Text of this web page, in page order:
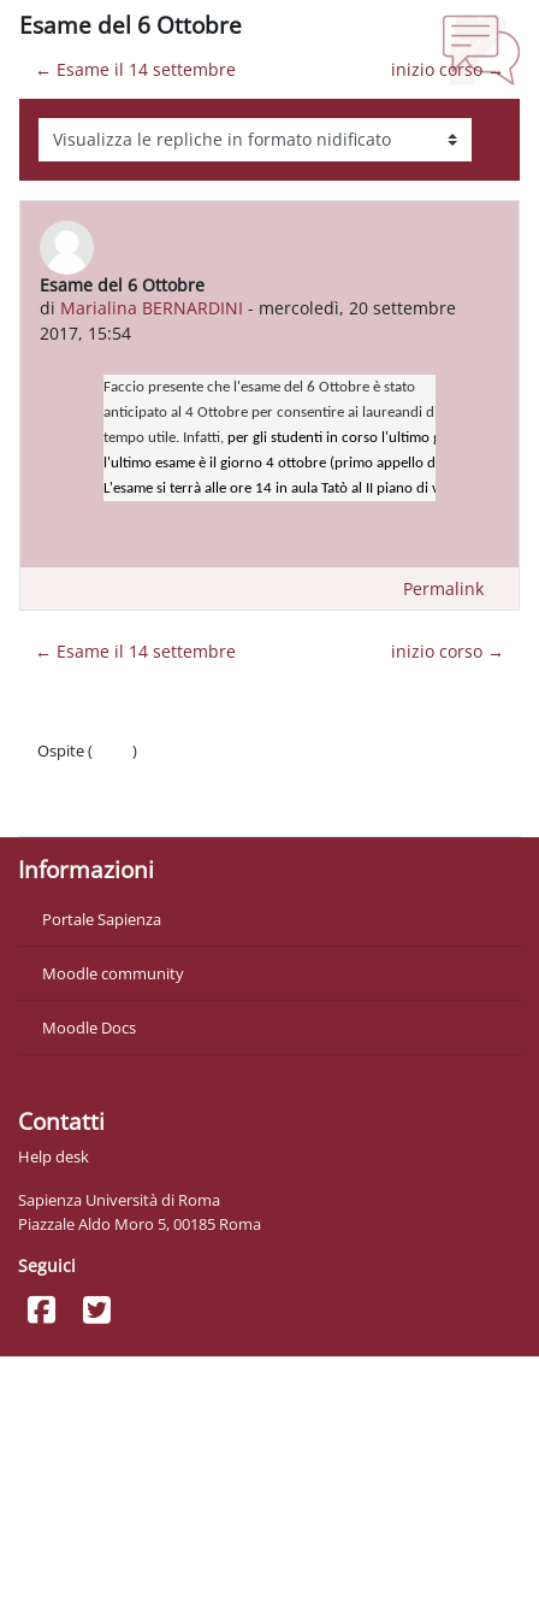
Esame del 6 Ottobre
← Esame il 14 settembre inizio corso →
Modalità visualizzazione
Esame del 6 Ottobre
di Marialina BERNARDINI - mercoledì, 20 settembre
2017, 15:54
Numero di risposte: 0
Faccio presente che l'esame del 6 Ottobre è stato
anticipato al 4 Ottobre per consentire ai laureandi di effettuare
tempo utile. Infatti, per gli studenti in corso l'ultimo giorno utile per
l'ultimo esame è il giorno 4 ottobre (primo appello di laurea il 24
L'esame si terrà alle ore 14 in aula Tatò al II piano di via dei Sardi 70.
Permalink
← Esame il 14 settembre inizio corso →
Ospite (
)
Informazioni
Portale Sapienza
Moodle community
Moodle Docs
Contatti
Help desk
Sapienza Università di Roma
Piazzale Aldo Moro 5, 00185 Roma
Seguici